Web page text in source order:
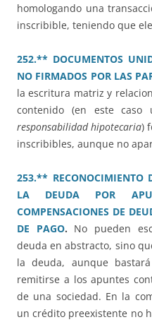
homologando una
inscribible, teniendo que
252.** DOCUMENTOS
NO FIRMADOS POR LAS
la escritura matriz y
contenido (en este caso
responsabilidad hipotecaria)
inscribibles, aunque no
253.** RECONOCIMIENTO
LA DEUDA POR
COMPENSACIONES DE
DE PAGO. No pueden
deuda en abstracto, sino
la deuda, aunque
remitirse a los apuntes
de una sociedad. En la
un crédito preexistente no